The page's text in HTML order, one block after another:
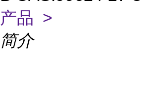
产品 >
简介